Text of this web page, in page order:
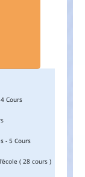
Cours
- 5 Cours
( 28 cours )